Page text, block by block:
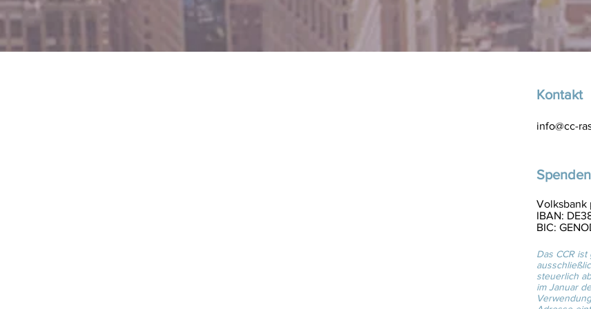
Kontakt
info@cc-
Volksbank
IBAN:
BIC:
Das CCR
steuerlich
im Januar